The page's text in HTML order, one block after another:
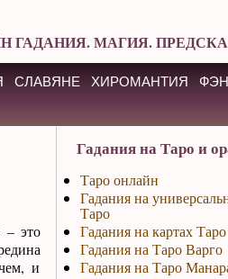
ГАДАНИЯ. МАГИЯ.
СЛАВЯНЕ ХИРОМАНТИЯ
– это
и
Гадания на Таро и
Таро онлайн
Гадания на
Таро
Гадания на картах
Гадания на Таро Варго
Гадания на Таро